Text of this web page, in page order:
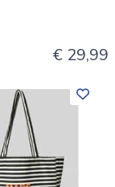
€ 29,99